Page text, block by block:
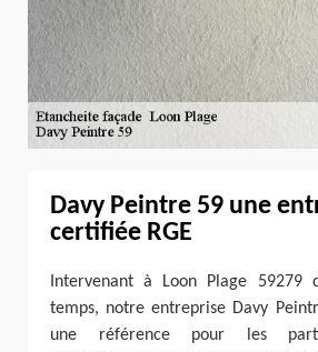
Davy Peintre 59 une
certifiée RGE
Intervenant à Loon Plage 59279
temps, notre entreprise Davy
une référence pour les